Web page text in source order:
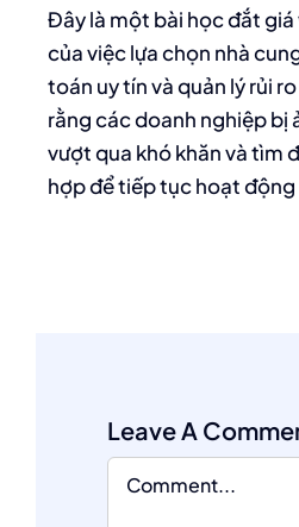
Đây là một bài học đắt
của việc lựa chọn nhà
toán uy tín và quản lý rủi
rằng các doanh nghiệp bị
vượt qua khó khăn và tìm
hợp để tiếp tục hoạt động
Leave A
Comment